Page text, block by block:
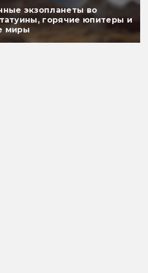
экзопланеты во
горячие юпитеры и
миры